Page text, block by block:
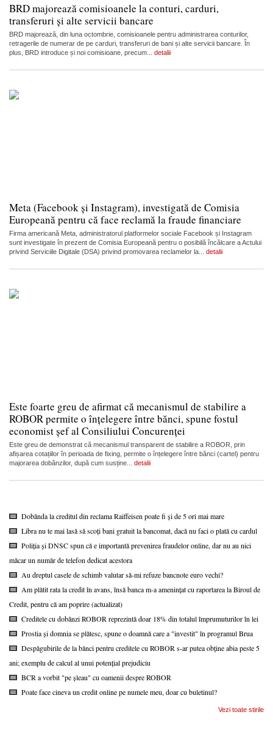
BRD majorează comisioanele la conturi, carduri,
transferuri și alte servicii bancare
BRD majorează, din luna octombrie, comisioanele pentru administrarea conturilor,
retragerile de numerar de pe carduri, transferuri de bani și alte servicii bancare. În
plus, BRD introduce și noi comisioane, precum... detalii
Meta (Facebook și Instagram), investigată de Comisia
Europeană pentru că face reclamă la fraude financiare
Firma americană Meta, administratorul platformelor sociale Facebook și Instagram
sunt investigate în prezent de Comisia Europeană pentru o posibilă încălcare a Actului
privind Serviciile Digitale (DSA) privind promovarea reclamelor la... detalii
Este foarte greu de afirmat că mecanismul de stabilire a
ROBOR permite o înțelegere între bănci, spune fostul
economist șef al Consiliului Concurenței
Este greu de demonstrat că mecanismul transparent de stabilire a ROBOR, prin
afișarea cotațiilor în perioada de fixing, permite o înțelegere între bănci (cartel) pentru
majorarea dobânzilor, după cum susține... detalii
Dobânda la creditul din reclama Raiffeisen poate fi și de 5 ori mai mare
Libra nu te mai lasă să scoți bani gratuit la bancomat, dacă nu faci o plată cu cardul
Poliția și DNSC spun că e importantă prevenirea fraudelor online, dar nu au nici
măcar un număr de telefon dedicat acestora
Au dreptul casele de schimb valutar să-mi refuze bancnote euro vechi?
Am plătit rata la credit în avans, însă banca m-a amenințat cu raportarea la Biroul de
Credit, pentru că am poprire (actualizat)
Creditele cu dobânzi ROBOR reprezintă doar 18% din totalul împrumuturilor în lei
Prostia și domnia se plătesc, spune o doamnă care a "investit" în programul Brua
Despăgubirile de la bănci pentru creditele cu ROBOR s-ar putea obține abia peste 5
ani; exemplu de calcul al unui potențial prejudiciu
BCR a vorbit "pe șleau" cu oamenii despre ROBOR
Poate face cineva un credit online pe numele meu, doar cu buletinul?
Vezi toate stirile